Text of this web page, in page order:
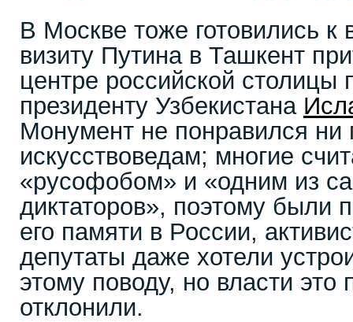
В Москве тоже готовились к
визиту Путина в Ташкент
центре российской столицы
президенту Узбекистана
Монумент не понравился ни
искусствоведам; многие
«русофобом» и «одним из
диктаторов», поэтому были
его памяти в России,
депутаты даже хотели
этому поводу, но власти это
отклонили.